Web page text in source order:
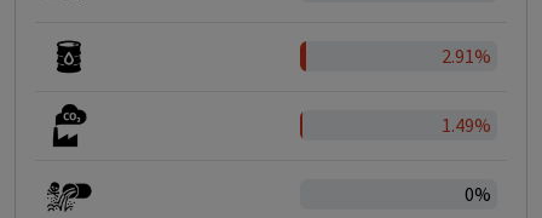
2.91%
1.49%
0%